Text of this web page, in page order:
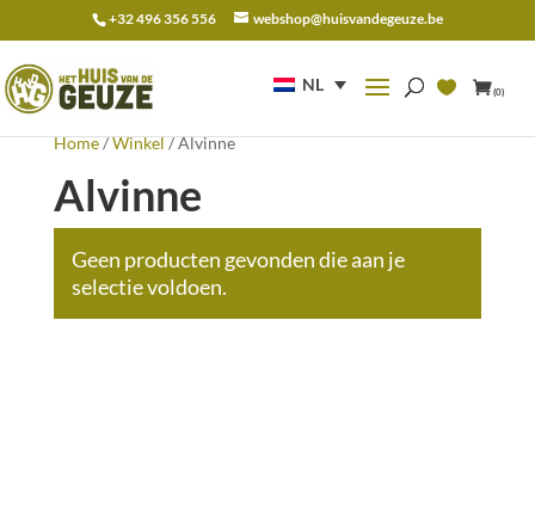
+32 496 356 556 webshop@huisvandegeuze.be
NL (0)
naar:
Home/Winkel/ Alvinne
Alvinne
Geen producten gevonden die aan je
selectie voldoen.